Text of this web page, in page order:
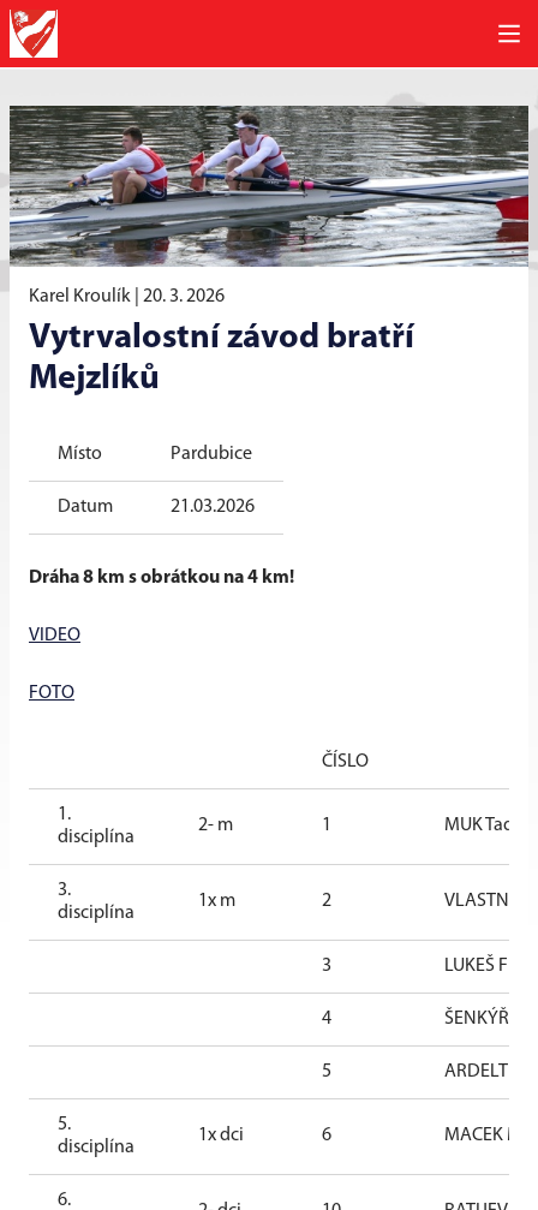
Karel Kroulík | 20. 3. 2026
Vytrvalostní závod bratří
Mejzlíků
Místo Pardubice
Datum 21.03.2026
Dráha 8 km s obrátkou na 4 km!
VIDEO
FOTO
ČÍSLO
1.
disciplína
2- m 1 MUK
3.
disciplína
1x m 2 VLASTNÍK
3 LUKEŠ
4 ŠENKÝŘ
5 ARDELT
5.
disciplína
1x dci 6 MACEK
6.